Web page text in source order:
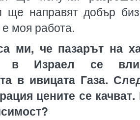
ще направят добър
моя работа.
ми, че пазарът на
в Израел се
в ивицата Газа.
цените се